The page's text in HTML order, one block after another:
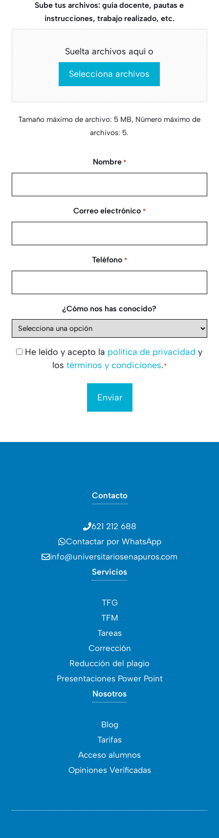
Sube tus archivos: guía docente, pautas e
instrucciones, trabajo realizado, etc.
Suelta archivos aquí o
Selecciona archivos
Tamaño máximo de archivo: 5 MB, Número máximo de
archivos: 5.
Nombre *
Correo electrónico *
Teléfono *
¿Cómo nos has conocido?
Consentimiento
*
He leído y acepto la política de privacidad y
los términos y condiciones. *
Contacto
621 212 688
Contactar por WhatsApp
info@universitariosenapuros.com
Servicios
TFG
TFM
Tareas
Corrección
Reducción del plagio
Presentaciones Power Point
Nosotros
Blog
Tarifas
Acceso alumnos
Opiniones Verificadas